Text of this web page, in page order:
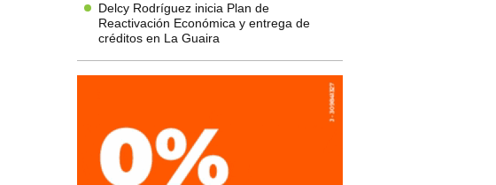
Delcy Rodríguez inicia Plan de
Reactivación Económica y entrega de
créditos en La Guaira